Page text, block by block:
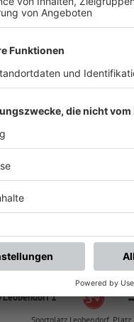
Spiele Letzte
SV Austria Salzburg |
FS/
Leobendorf 1
Sportplatz Leobendorf,